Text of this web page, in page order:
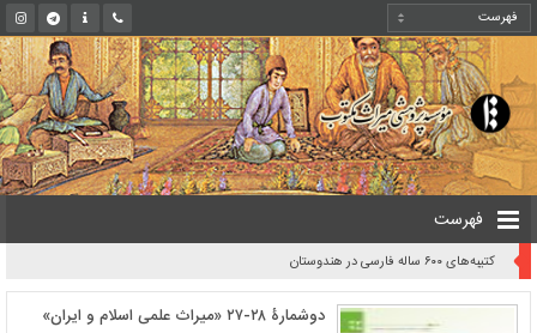
فهرست
شماره ۱۰۱ نامۀ فرهنگستان منتشر شد
دوشمارۀ ۲۸-۲۷ «میراث علمی اسلام و ایران»